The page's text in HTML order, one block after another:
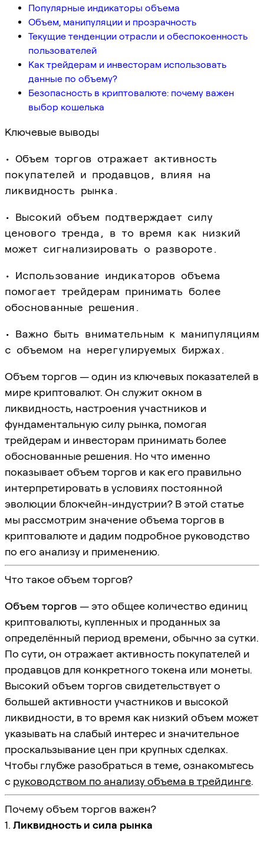
Популярные индикаторы объема
Объем, манипуляции и прозрачность
Текущие тенденции отрасли и обеспокоенность
пользователей
Как трейдерам и инвесторам использовать
данные по объему?
Безопасность в криптовалюте: почему важен
выбор кошелька
Ключевые выводы
• Объем торгов отражает активность
покупателей и продавцов, влияя на
ликвидность рынка.
• Высокий объем подтверждает силу
ценового тренда, в то время как низкий
может сигнализировать о развороте.
• Использование индикаторов объема
помогает трейдерам принимать более
обоснованные решения.
• Важно быть внимательным к манипуляциям
с объемом на нерегулируемых биржах.
Объем торгов — один из ключевых показателей в
мире криптовалют. Он служит окном в
ликвидность, настроения участников и
фундаментальную силу рынка, помогая
трейдерам и инвесторам принимать более
обоснованные решения. Но что именно
показывает объем торгов и как его правильно
интерпретировать в условиях постоянной
эволюции блокчейн-индустрии? В этой статье
мы рассмотрим значение объема торгов в
криптовалюте и дадим подробное руководство
по его анализу и применению.
Что такое объем торгов?
Объем торгов — это общее количество единиц
криптовалюты, купленных и проданных за
определённый период времени, обычно за сутки.
По сути, он отражает активность покупателей и
продавцов для конкретного токена или монеты.
Высокий объем торгов свидетельствует о
большей активности участников и высокой
ликвидности, в то время как низкий объем может
указывать на слабый интерес и значительное
проскальзывание цен при крупных сделках.
Чтобы глубже разобраться в теме, ознакомьтесь
с руководством по анализу объема в трейдинге.
Почему объем торгов важен?
1. Ликвидность и сила рынка